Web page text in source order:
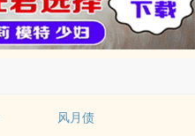
风月债